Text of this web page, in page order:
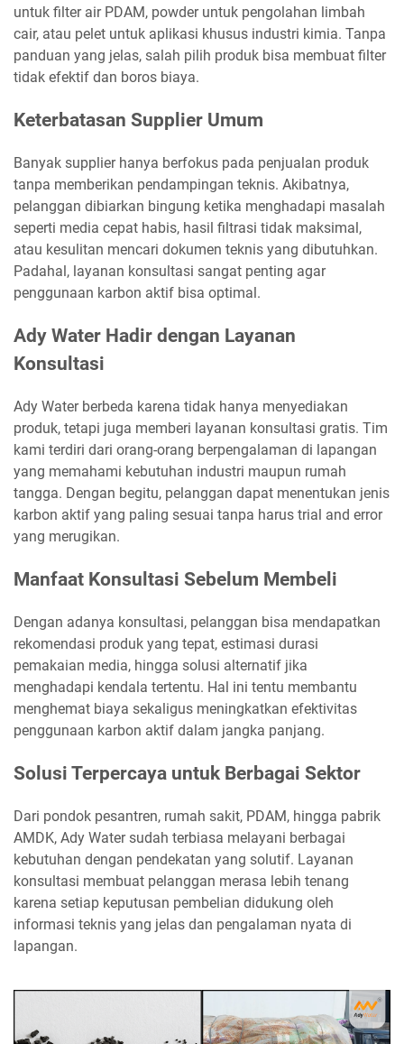
untuk filter air PDAM, powder untuk pengolahan limbah
cair, atau pelet untuk aplikasi khusus industri kimia. Tanpa
panduan yang jelas, salah pilih produk bisa membuat filter
tidak efektif dan boros biaya.
Keterbatasan Supplier Umum
Banyak supplier hanya berfokus pada penjualan produk
tanpa memberikan pendampingan teknis. Akibatnya,
pelanggan dibiarkan bingung ketika menghadapi masalah
seperti media cepat habis, hasil filtrasi tidak maksimal,
atau kesulitan mencari dokumen teknis yang dibutuhkan.
Padahal, layanan konsultasi sangat penting agar
penggunaan karbon aktif bisa optimal.
Ady Water Hadir dengan Layanan
Konsultasi
Ady Water berbeda karena tidak hanya menyediakan
produk, tetapi juga memberi layanan konsultasi gratis. Tim
kami terdiri dari orang-orang berpengalaman di lapangan
yang memahami kebutuhan industri maupun rumah
tangga. Dengan begitu, pelanggan dapat menentukan jenis
karbon aktif yang paling sesuai tanpa harus trial and error
yang merugikan.
Manfaat Konsultasi Sebelum Membeli
Dengan adanya konsultasi, pelanggan bisa mendapatkan
rekomendasi produk yang tepat, estimasi durasi
pemakaian media, hingga solusi alternatif jika
menghadapi kendala tertentu. Hal ini tentu membantu
menghemat biaya sekaligus meningkatkan efektivitas
penggunaan karbon aktif dalam jangka panjang.
Solusi Terpercaya untuk Berbagai Sektor
Dari pondok pesantren, rumah sakit, PDAM, hingga pabrik
AMDK, Ady Water sudah terbiasa melayani berbagai
kebutuhan dengan pendekatan yang solutif. Layanan
konsultasi membuat pelanggan merasa lebih tenang
karena setiap keputusan pembelian didukung oleh
informasi teknis yang jelas dan pengalaman nyata di
lapangan.